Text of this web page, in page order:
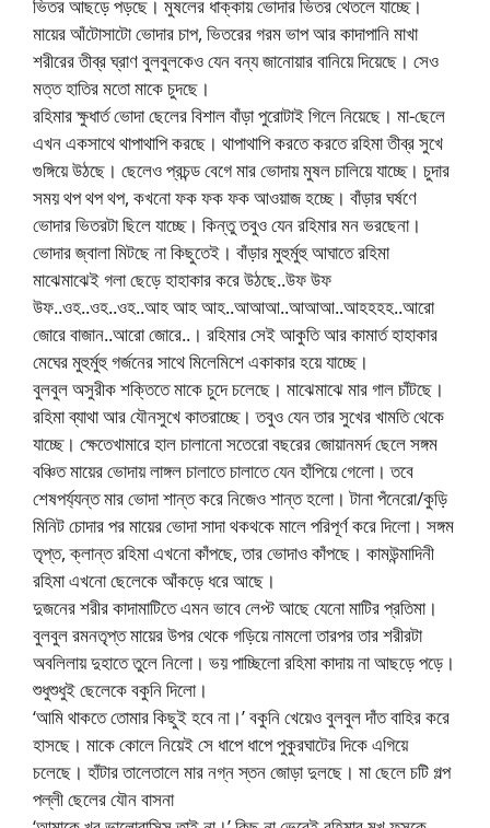
ভিতর আছড়ে পড়ছে। মুষলের ধাক্কায় ভোদার ভিতর থেতলে যাচ্ছে।
মায়ের আঁটোসাটো ভোদার চাপ, ভিতরের গরম ভাপ আর কাদাপানি মাখা
শরীরের তীব্র ঘ্রাণ বুলবুলকেও যেন বন্য জানোয়ার বানিয়ে দিয়েছে। সেও
মত্ত হাতির মতো মাকে চুদছে।
রহিমার ক্ষুধার্ত ভোদা ছেলের বিশাল বাঁড়া পুরোটাই গিলে নিয়েছে। মা-ছেলে
এখন একসাথে থাপাথাপি করছে। থাপাথাপি করতে করতে রহিমা তীব্র সুখে
গুঙ্গিয়ে উঠছে। ছেলেও প্রচন্ড বেগে মার ভোদায় মুষল চালিয়ে যাচ্ছে। চুদার
সময় থপ থপ থপ, কখনো ফক ফক ফক আওয়াজ হচ্ছে। বাঁড়ার ঘর্ষণে
ভোদার ভিতরটা ছিলে যাচ্ছে। কিন্তু তবুও যেন রহিমার মন ভরছেনা।
ভোদার জ্বালা মিটছে না কিছুতেই। বাঁড়ার মুহুর্মুহু আঘাতে রহিমা
মাঝেমাঝেই গলা ছেড়ে হাহাকার করে উঠছে..উফ উফ
উফ..ওহ..ওহ..ওহ..আহ আহ আহ..আআআ..আআআ..আহহহহ..আরো
জোরে বাজান..আরো জোরে..। রহিমার সেই আকুতি আর কামার্ত হাহাকার
মেঘের মুহুর্মুহু গর্জনের সাথে মিলেমিশে একাকার হয়ে যাচ্ছে।
বুলবুল অসুরীক শক্তিতে মাকে চুদে চলেছে। মাঝেমাঝে মার গাল চাঁটছে।
রহিমা ব্যাথা আর যৌনসুখে কাতরাচ্ছে। তবুও যেন তার সুখের খামতি থেকে
যাচ্ছে। ক্ষেতেখামারে হাল চালানো সতেরো বছরের জোয়ানমর্দ ছেলে সঙ্গম
বঞ্চিত মায়ের ভোদায় লাঙ্গল চালাতে চালাতে যেন হাঁপিয়ে গেলো। তবে
শেষপর্য্যন্ত মার ভোদা শান্ত করে নিজেও শান্ত হলো। টানা পঁনেরো/কুড়ি
মিনিট চোদার পর মায়ের ভোদা সাদা থকথকে মালে পরিপূর্ণ করে দিলো। সঙ্গম
তৃপ্ত, ক্লান্ত রহিমা এখনো কাঁপছে, তার ভোদাও কাঁপছে। কামউন্মাদিনী
রহিমা এখনো ছেলেকে আঁকড়ে ধরে আছে।
দুজনের শরীর কাদামাটিতে এমন ভাবে লেপ্ট আছে যেনো মাটির প্রতিমা।
বুলবুল রমনতৃপ্ত মায়ের উপর থেকে গড়িয়ে নামলো তারপর তার শরীরটা
অবলিলায় দুহাতে তুলে নিলো। ভয় পাচ্ছিলো রহিমা কাদায় না আছড়ে পড়ে।
শুধুশুধুই ছেলেকে বকুনি দিলো।
‘আমি থাকতে তোমার কিছুই হবে না।’ বকুনি খেয়েও বুলবুল দাঁত বাহির করে
হাসছে। মাকে কোলে নিয়েই সে ধাপে ধাপে পুকুরঘাটের দিকে এগিয়ে
চলেছে। হাঁটার তালেতালে মার নগ্ন স্তন জোড়া দুলছে। মা ছেলে চটি গল্প
পল্লী ছেলের যৌন বাসনা